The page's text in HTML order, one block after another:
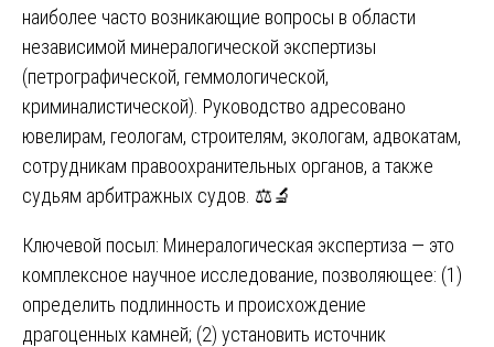
наиболее часто возникающие вопросы в области
независимой минералогической экспертизы
(петрографической, геммологической,
криминалистической). Руководство адресовано
ювелирам, геологам, строителям, экологам, адвокатам,
сотрудникам правоохранительных органов, а также
судьям арбитражных судов. ⚖️🔬
Ключевой посыл: Минералогическая экспертиза — это
комплексное научное исследование, позволяющее: (1)
определить подлинность и происхождение
драгоценных камней; (2) установить источник